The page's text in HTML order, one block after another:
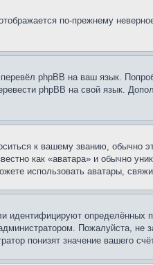
по-прежнему
phpBB на ваш язык.
phpBB на свой язык.
к вашему званию, обычно
как «аватара» и обычно
использовать аватары,
определённых
Пожалуйста,
понизят значение вашего